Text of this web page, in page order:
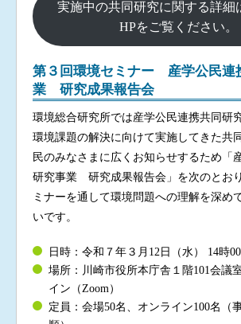
実施中の共同研究に関する詳細
HPをご覧ください。
第３回環境セミナー 産学公民連
業 研究成果報告会
環境総合研究所では産学公民連携共同研
環境課題の解決に向けて実施してきた共
民のみなさまに広くお知らせするため「
研究事業 研究成果報告会」を次のとお
ミナーを通して環境問題への理解を深め
いです。
日時：令和７年３月12日（水） 14時
場所：川崎市役所本庁舎１階101会
イン（Zoom）
定員：会場50名、オンライン100名（